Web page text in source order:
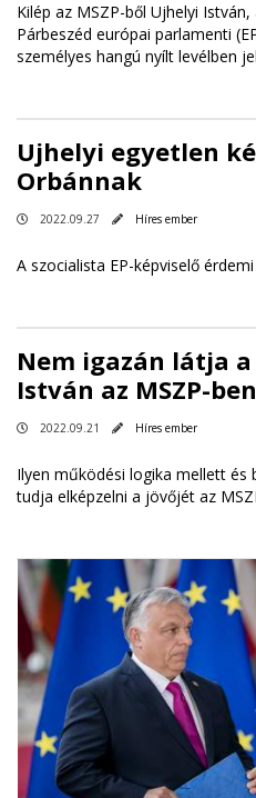
Kilép az MSZP-ből Ujhelyi
Párbeszéd európai parlamenti
személyes hangú nyílt levélben
Ujhelyi egyetlen
Orbánnak
2022.09.27 Híres ember
A szocialista EP-képviselő
Nem igazán látja
István az MSZP-ben
2022.09.21 Híres ember
Ilyen működési logika mellett és
tudja elképzelni a jövőjét az